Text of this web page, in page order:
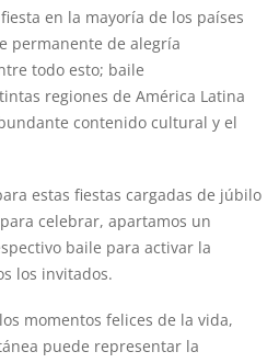
en la mayoría de los países
permanente de alegría
todo esto; baile
regiones de América Latina
contenido cultural y el
estas fiestas cargadas de júbilo
celebrar, apartamos un
baile para activar la
los invitados.
momentos felices de la vida,
puede representar la